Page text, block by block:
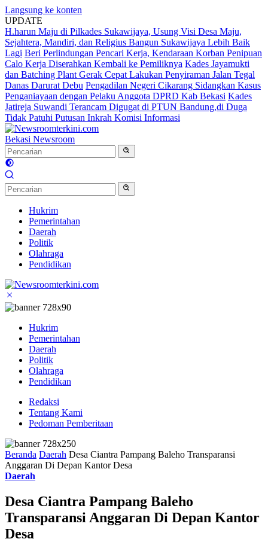
Langsung ke konten
UPDATE
H.harun Maju di Pilkades Sukawijaya, Usung Visi Desa Maju,
Sejahtera, Mandiri, dan Religius Bangun Sukawijaya Lebih Baik
Lagi Beri Perlindungan Pencari Kerja, Kendaraan Korban Penipuan
Calo Kerja Diserahkan Kembali ke Pemiliknya Kades Jayamukti
dan Batching Plant Gerak Cepat Lakukan Penyiraman Jalan Tegal
Danas Darurat Debu Pengadilan Negeri Cikarang Sidangkan Kasus
Penganiayaan dengan Pelaku Anggota DPRD Kab Bekasi Kades
Jatireja Suwandi Terancam Digugat di PTUN Bandung,di Duga
Tidak Patuhi Putusan Inkrah Komisi Informasi
Bekasi Newsroom
Hukrim
Pemerintahan
Daerah
Politik
Olahraga
Pendidikan
Hukrim
Pemerintahan
Daerah
Politik
Olahraga
Pendidikan
Redaksi
Tentang Kami
Pedoman Pemberitaan
Beranda Daerah Desa Ciantra Pampang Baleho Transparansi
Anggaran Di Depan Kantor Desa
Daerah
Desa Ciantra Pampang Baleho
Transparansi Anggaran Di Depan Kantor
Desa